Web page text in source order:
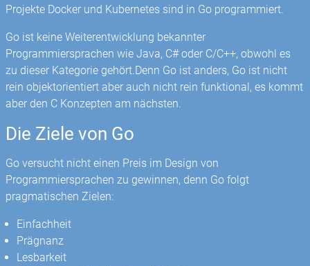
Projekte Docker und Kubernetes sind in Go programmiert.
Go ist keine Weiterentwicklung bekannter
Programmiersprachen wie Java, C# oder C/C++, obwohl es
zu dieser Kategorie gehört.Denn Go ist anders, Go ist nicht
rein objektorientiert aber auch nicht rein funktional, es kommt
aber den C Konzepten am nächsten.
Die Ziele von Go
Go versucht nicht einen Preis im Design von
Programmiersprachen zu gewinnen, denn Go folgt
pragmatischen Zielen:
Einfachheit
Prägnanz
Lesbarkeit